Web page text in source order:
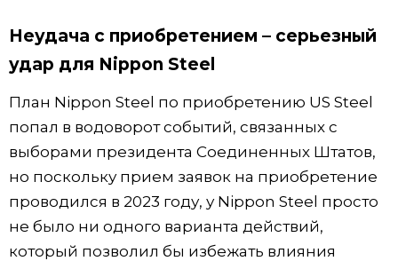
Неудача с приобретением – серьезный
удар для Nippon Steel
План Nippon Steel по приобретению US Steel
попал в водоворот событий, связанных с
выборами президента Соединенных Штатов,
но поскольку прием заявок на приобретение
проводился в 2023 году, у Nippon Steel просто
не было ни одного варианта действий,
который позволил бы избежать влияния